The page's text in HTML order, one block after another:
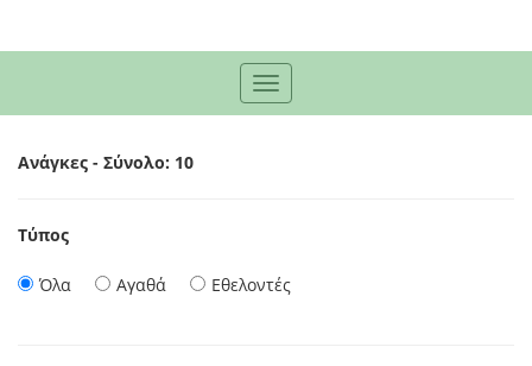
Toggle
navigation
Ανάγκες - Σύνολο: 10
Τύπος
Όλα Αγαθά Εθελοντές